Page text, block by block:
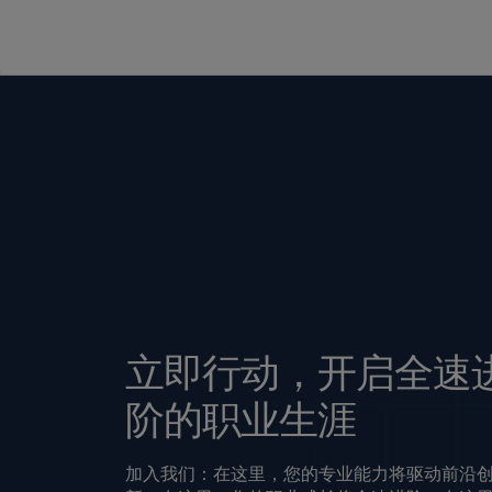
立即行动，开启全速
阶的职业生涯
加入我们：在这里，您的专业能力将驱动前沿